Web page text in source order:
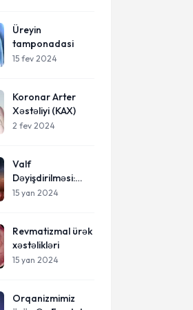
Bypass Edilməsi
Üreyin
tamponadasi
15 fev 2024
Koronar Arter
Xəstəliyi (KAX)
2 fev 2024
Valf
Dəyişdirilməsi:
Ürək
Kritik Bir
Prosedur
15 yan 2024
Revmatizmal ürək
xəstəlikləri
15 yan 2024
Orqanizmimiz